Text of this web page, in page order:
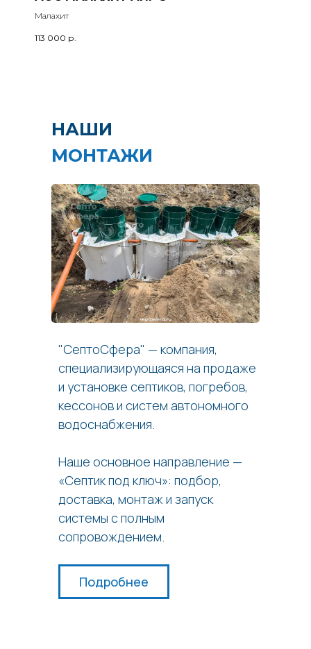
Малахит
113 000 р.
НАШИ
МОНТАЖИ
"СептоСфера" — компания,
специализирующаяся на продаже
и установке септиков, погребов,
кессонов и систем автономного
водоснабжения.
Наше основное направление —
«Септик под ключ»: подбор,
доставка, монтаж и запуск
системы с полным
сопровождением.
Подробнее